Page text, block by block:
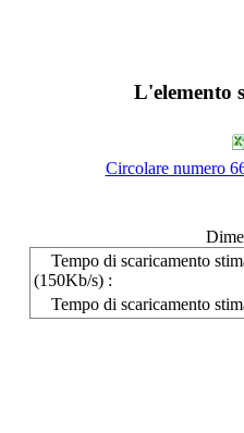
L'elemento
Circolare numero
Tempo di scaricamento
(150Kb/s) :
Tempo di scaricamento